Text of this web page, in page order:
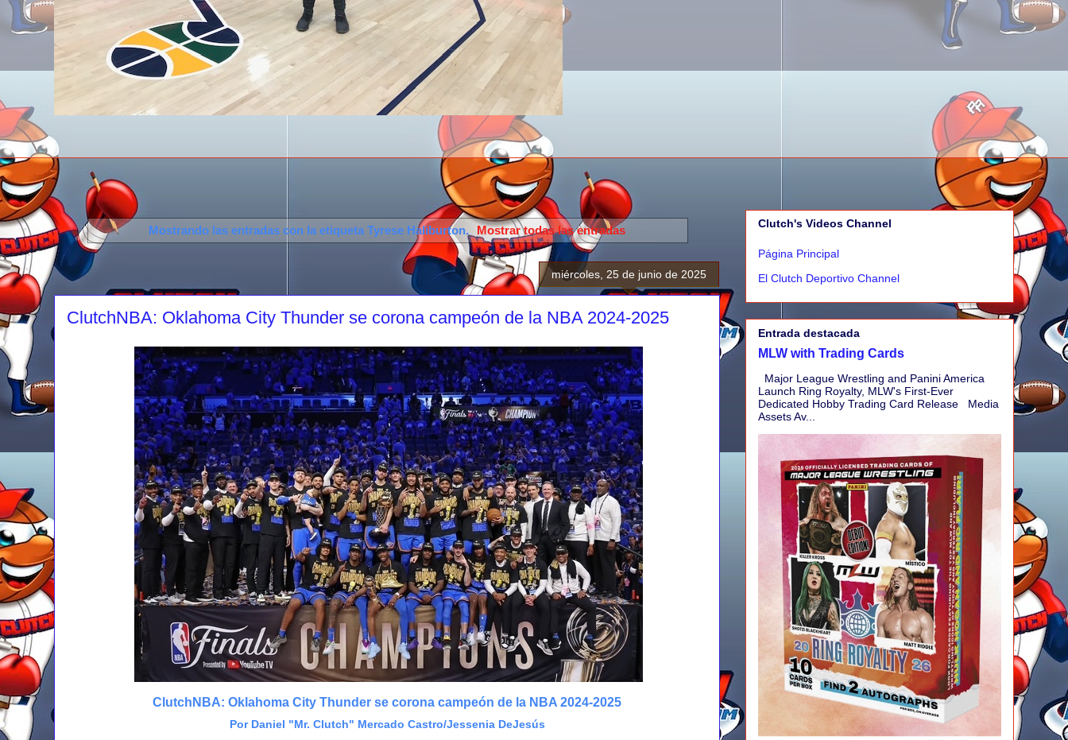
Mostrando las entradas con la etiqueta Tyrese Haliburton. Mostrar todas las entradas
miércoles, 25 de junio de 2025
ClutchNBA: Oklahoma City Thunder se corona campeón de la NBA 2024-2025
ClutchNBA: Oklahoma City Thunder se corona campeón de la NBA 2024-2025
Por Daniel "Mr. Clutch" Mercado Castro/Jessenia DeJesús
Clutch's Videos Channel
Página Principal
El Clutch Deportivo Channel
Entrada destacada
MLW with Trading Cards
Major League Wrestling and Panini America
Launch Ring Royalty, MLW's First-Ever
Dedicated Hobby Trading Card Release Media
Assets Av...